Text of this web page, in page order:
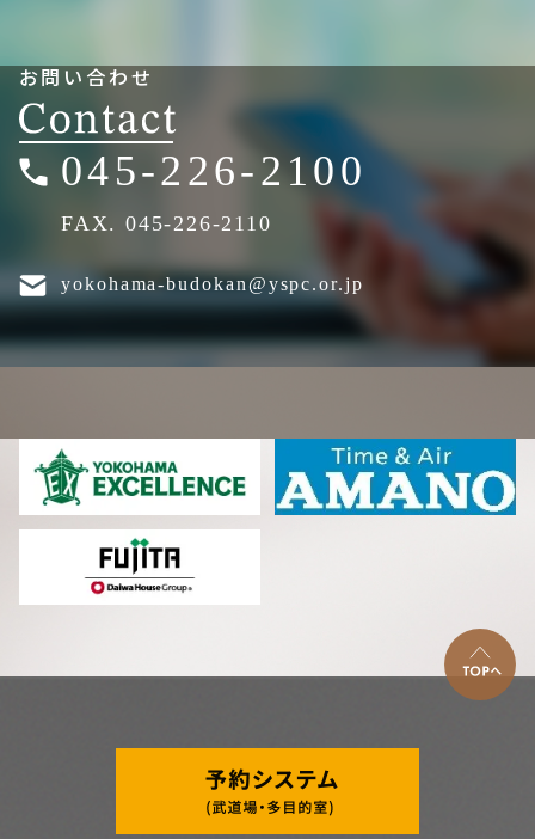
お問い合わせ
045-226-2100
FAX. 045-226-2110
yokohama-budokan@yspc.or.jp